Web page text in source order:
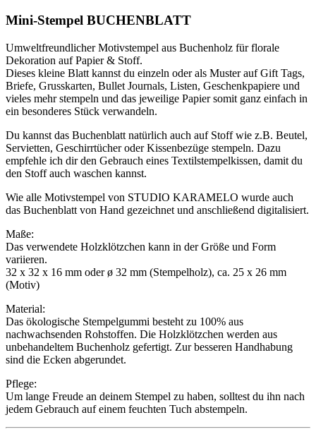
Mini-Stempel BUCHENBLATT
Umweltfreundlicher Motivstempel aus Buchenholz für florale
Dekoration auf Papier & Stoff.
Dieses kleine Blatt kannst du einzeln oder als Muster auf Gift Tags,
Briefe, Grusskarten, Bullet Journals, Listen, Geschenkpapiere und
vieles mehr stempeln und das jeweilige Papier somit ganz einfach in
ein besonderes Stück verwandeln.
Du kannst das Buchenblatt natürlich auch auf Stoff wie z.B. Beutel,
Servietten, Geschirrtücher oder Kissenbezüge stempeln. Dazu
empfehle ich dir den Gebrauch eines Textilstempelkissen, damit du
den Stoff auch waschen kannst.
Wie alle Motivstempel von STUDIO KARAMELO wurde auch
das Buchenblatt von Hand gezeichnet und anschließend digitalisiert.
Maße:
Das verwendete Holzklötzchen kann in der Größe und Form
variieren.
32 x 32 x 16 mm oder ø 32 mm (Stempelholz), ca. 25 x 26 mm
(Motiv)
Material:
Das ökologische Stempelgummi besteht zu 100% aus
nachwachsenden Rohstoffen. Die Holzklötzchen werden aus
unbehandeltem Buchenholz gefertigt. Zur besseren Handhabung
sind die Ecken abgerundet.
Pflege:
Um lange Freude an deinem Stempel zu haben, solltest du ihn nach
jedem Gebrauch auf einem feuchten Tuch abstempeln.